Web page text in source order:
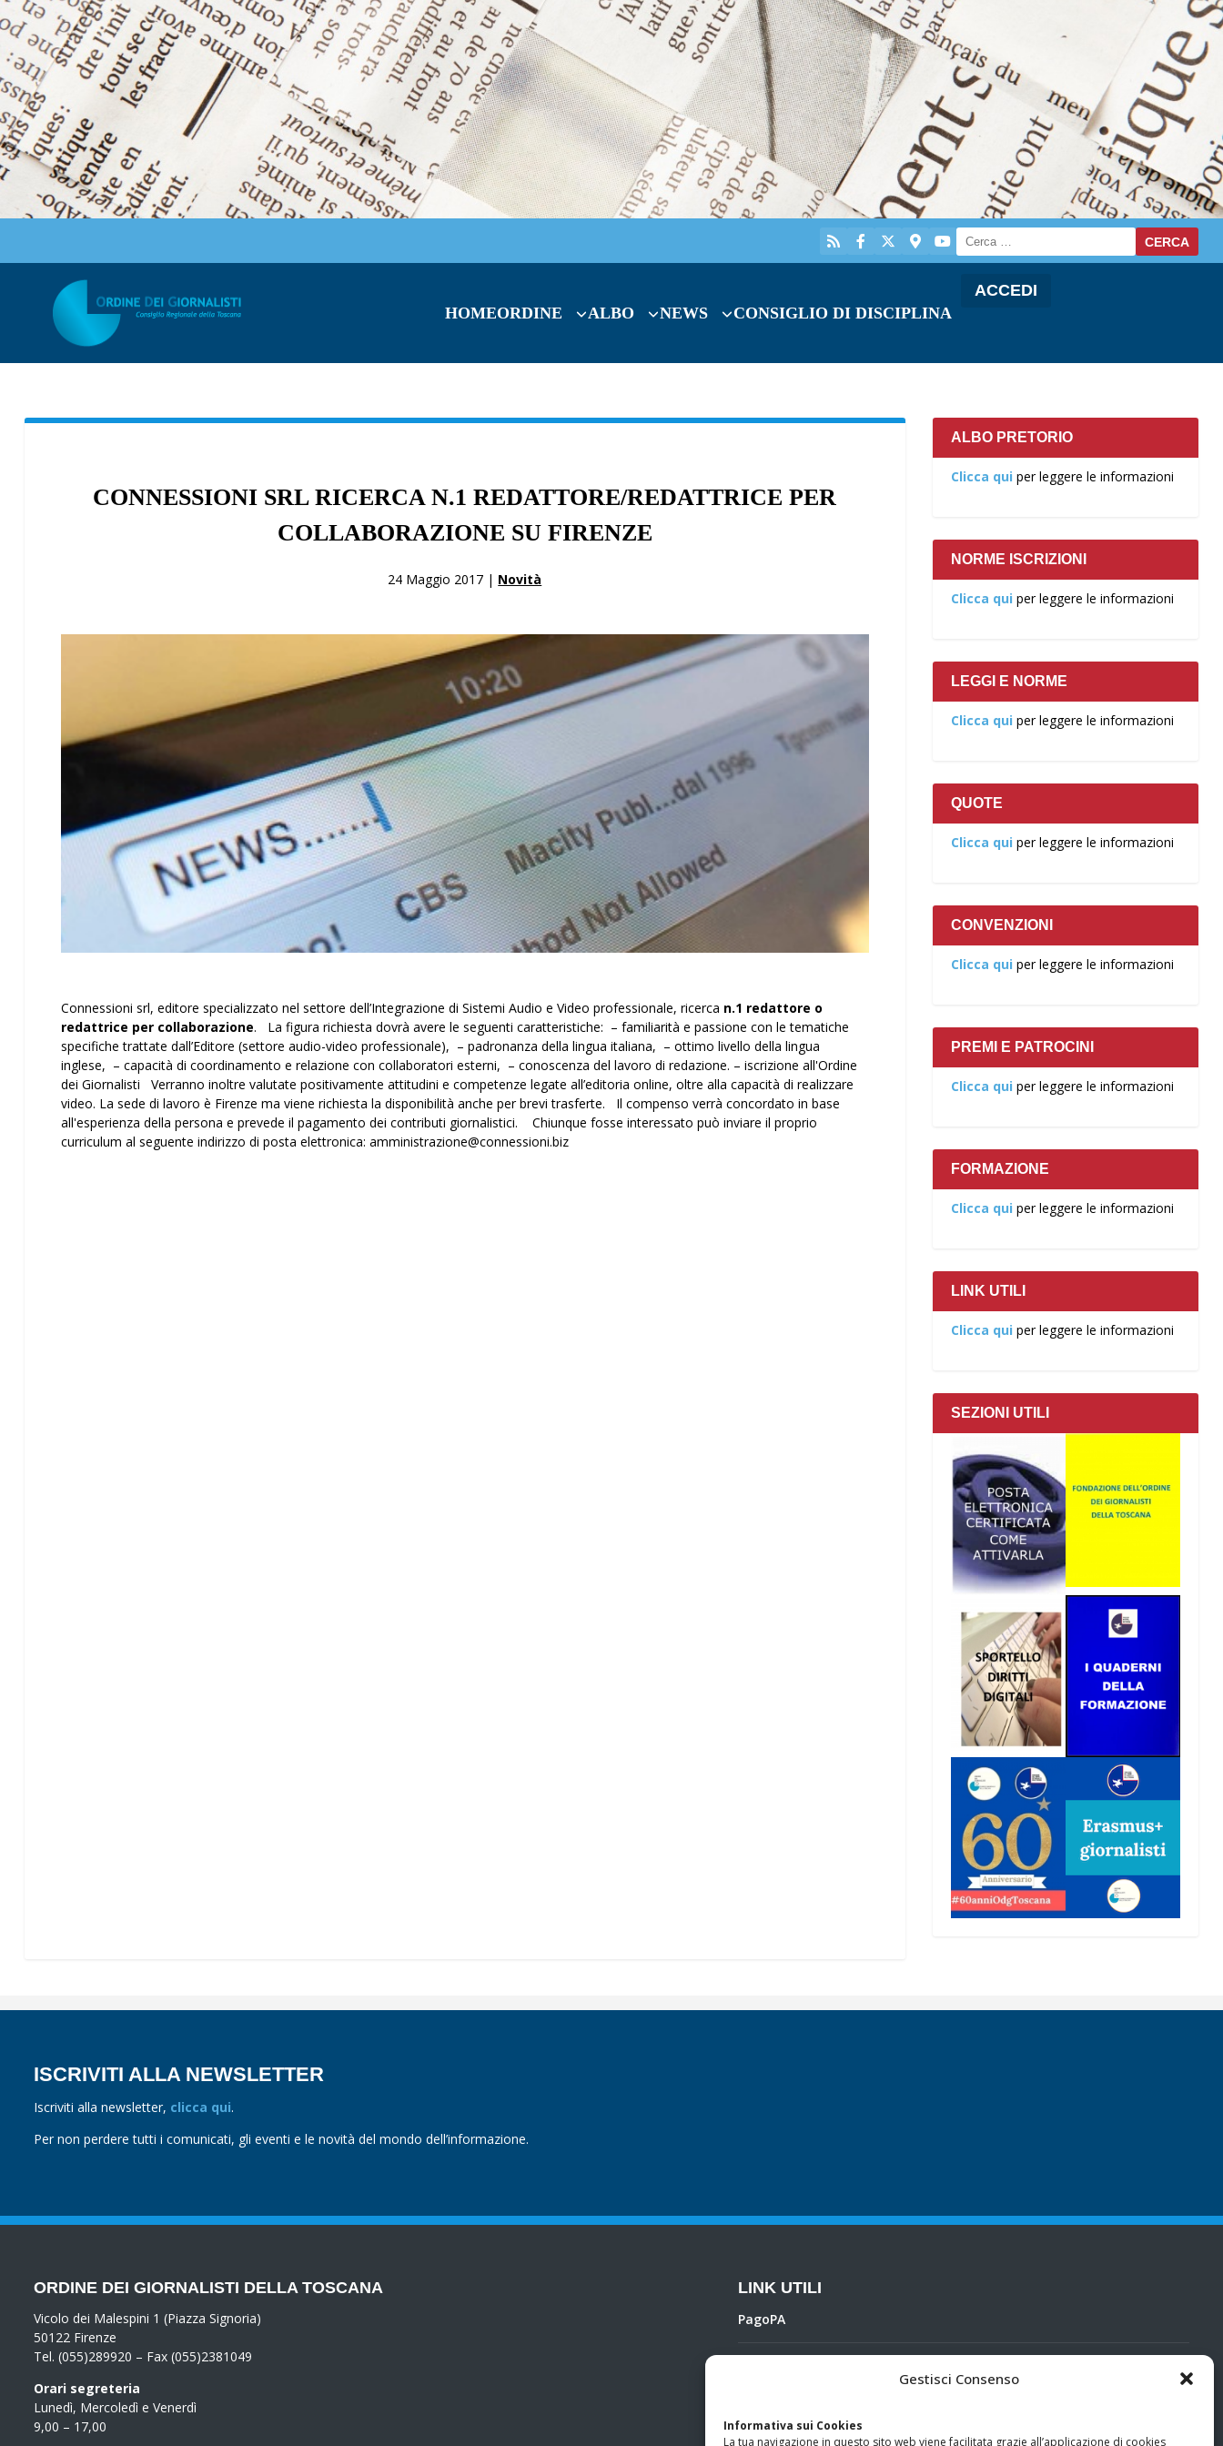
Gestisci Consenso
Informativa sui Cookies
La tua navigazione in questo sito web viene facilitata grazie all’applicazione di cookies
HOMEORDINE ALBO NEWS CONSIGLIO DI DISCIPLINA
ACCEDI
CONNESSIONI SRL RICERCA N.1 REDATTORE/REDATTRICE PER
COLLABORAZIONE SU FIRENZE
24 Maggio 2017 | Novità
Connessioni srl, editore specializzato nel settore dell’Integrazione di Sistemi Audio e Video professionale, ricerca n.1 redattore o
redattrice per collaborazione. La figura richiesta dovrà avere le seguenti caratteristiche: – familiarità e passione con le tematiche
specifiche trattate dall’Editore (settore audio-video professionale), – padronanza della lingua italiana, – ottimo livello della lingua
inglese, – capacità di coordinamento e relazione con collaboratori esterni, – conoscenza del lavoro di redazione. – iscrizione all'Ordine
dei Giornalisti Verranno inoltre valutate positivamente attitudini e competenze legate all’editoria online, oltre alla capacità di realizzare
video. La sede di lavoro è Firenze ma viene richiesta la disponibilità anche per brevi trasferte. Il compenso verrà concordato in base
all'esperienza della persona e prevede il pagamento dei contributi giornalistici. Chiunque fosse interessato può inviare il proprio
curriculum al seguente indirizzo di posta elettronica: amministrazione@connessioni.biz
ALBO PRETORIO
Clicca qui per leggere le informazioni
NORME ISCRIZIONI
Clicca qui per leggere le informazioni
LEGGI E NORME
Clicca qui per leggere le informazioni
QUOTE
Clicca qui per leggere le informazioni
CONVENZIONI
Clicca qui per leggere le informazioni
PREMI E PATROCINI
Clicca qui per leggere le informazioni
FORMAZIONE
Clicca qui per leggere le informazioni
LINK UTILI
Clicca qui per leggere le informazioni
SEZIONI UTILI
ISCRIVITI ALLA NEWSLETTER
Iscriviti alla newsletter, clicca qui.
Per non perdere tutti i comunicati, gli eventi e le novità del mondo dell’informazione.
ORDINE DEI GIORNALISTI DELLA TOSCANA
Vicolo dei Malespini 1 (Piazza Signoria)
50122 Firenze
Tel. (055)289920 – Fax (055)2381049
Orari segreteria
Lunedì, Mercoledì e Venerdì
9,00 – 17,00
LINK UTILI
PagoPA